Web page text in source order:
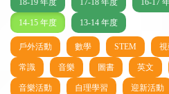
18-19 年度 17-18 年度 16-17
14-15 年度 13-14 年度
戶外活動 數學 STEM
常識 音樂 圖書 英文
音樂活動 自理學習 迎新活動